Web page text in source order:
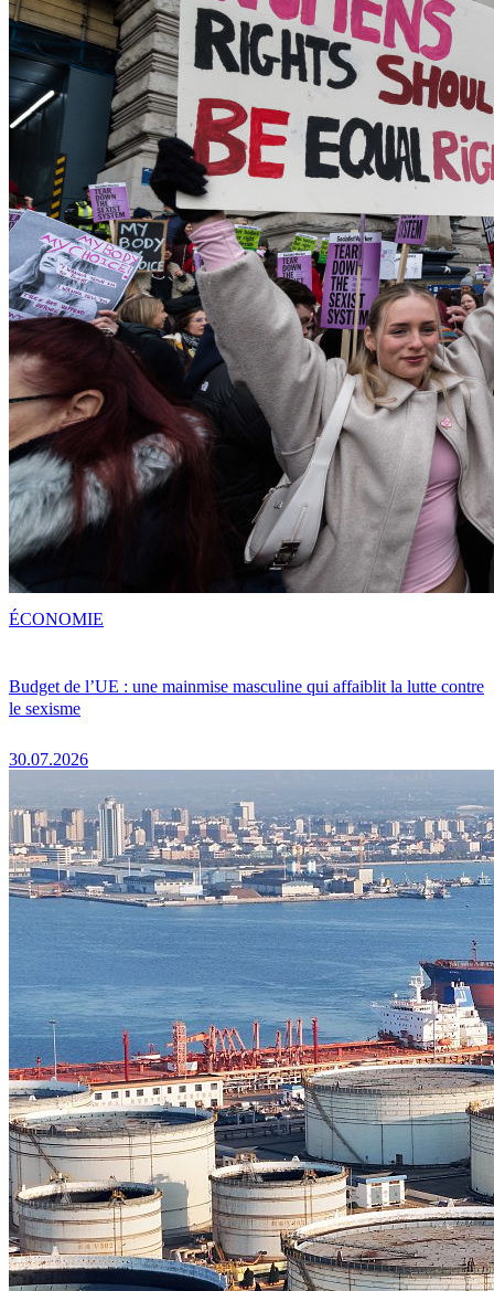
Budget de l’UE : une mainmise masculine qui affaiblit la lutte contre
le sexisme
30.07.2026
ÉCONOMIE